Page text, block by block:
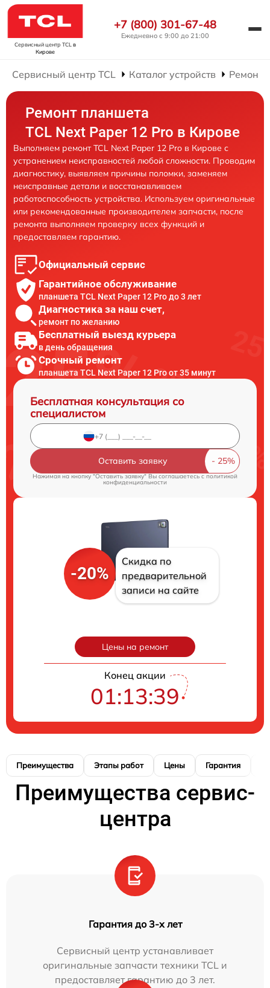
Сервисный центр TCL в
Кирове
+7 (800) 301-67-48
Ежедневно с 9:00 до 21:00
Сервисный центр TCL Каталог устройств Ремонт
Ремонт планшета
TCL Next Paper 12 Pro в Кирове
Выполняем ремонт TCL Next Paper 12 Pro в Кирове с
устранением неисправностей любой сложности. Проводим
диагностику, выявляем причины поломки, заменяем
неисправные детали и восстанавливаем
работоспособность устройства. Используем оригинальные
или рекомендованные производителем запчасти, после
ремонта выполняем проверку всех функций и
предоставляем гарантию.
Официальный сервис
Гарантийное обслуживание
планшета TCL Next Paper 12 Pro до 3 лет
Диагностика за наш счет,
ремонт по желанию
Бесплатный выезд курьера
в день обращения
Срочный ремонт
планшета TCL Next Paper 12 Pro от 35 минут
Бесплатная консультация со
специалистом
Оставить заявку
Нажимая на кнопку "Оставить заявку" Вы соглашаетесь cполитикой
конфиденциальности
-20%
Скидка по
предварительной
записи на сайте
Цены на ремонт
Конец акции
01:13:38
Преимущества Этапы работ Цены Гарантия
Преимущества сервис-
центра
Гарантия до 3-х лет
Сервисный центр устанавливает
оригинальные запчасти техники TCL и
предоставляет гарантию до 3 лет.